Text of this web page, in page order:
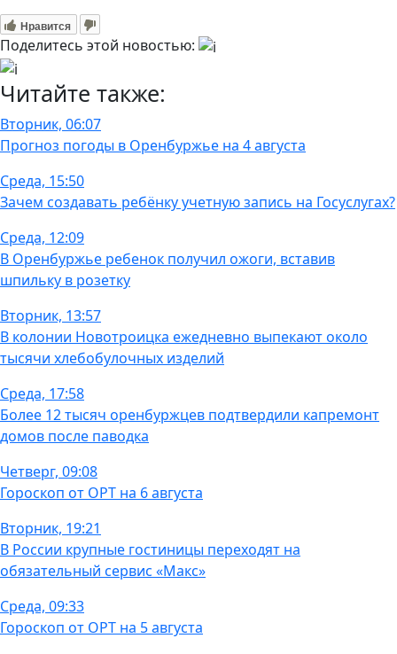
Нравится
Поделитесь этой новостью:
Читайте также:
Вторник, 06:07
Прогноз погоды в Оренбуржье на 4 августа
Среда, 15:50
Зачем создавать ребёнку учетную запись на Госуслугах?
Среда, 12:09
В Оренбуржье ребенок получил ожоги, вставив
шпильку в розетку
Вторник, 13:57
В колонии Новотроицка ежедневно выпекают около
тысячи хлебобулочных изделий
Среда, 17:58
Более 12 тысяч оренбуржцев подтвердили капремонт
домов после паводка
Четверг, 09:08
Гороскоп от ОРТ на 6 августа
Вторник, 19:21
В России крупные гостиницы переходят на
обязательный сервис «Макс»
Среда, 09:33
Гороскоп от ОРТ на 5 августа